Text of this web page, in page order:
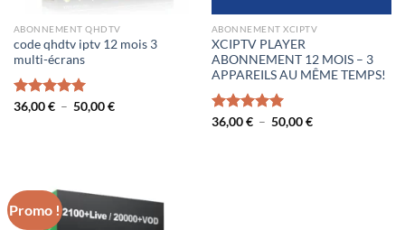
ABONNEMENT QHDTV
code qhdtv iptv 12 mois 3
multi-écrans
Note5.00
36,00€ – 50,00€Plage
ABONNEMENT XCIPTV
XCIPTV PLAYER
ABONNEMENT 12 MOIS – 3
APPAREILS AU MÊME TEMPS!
Note5.00
36,00€ – 50,00€Plage
Promo !